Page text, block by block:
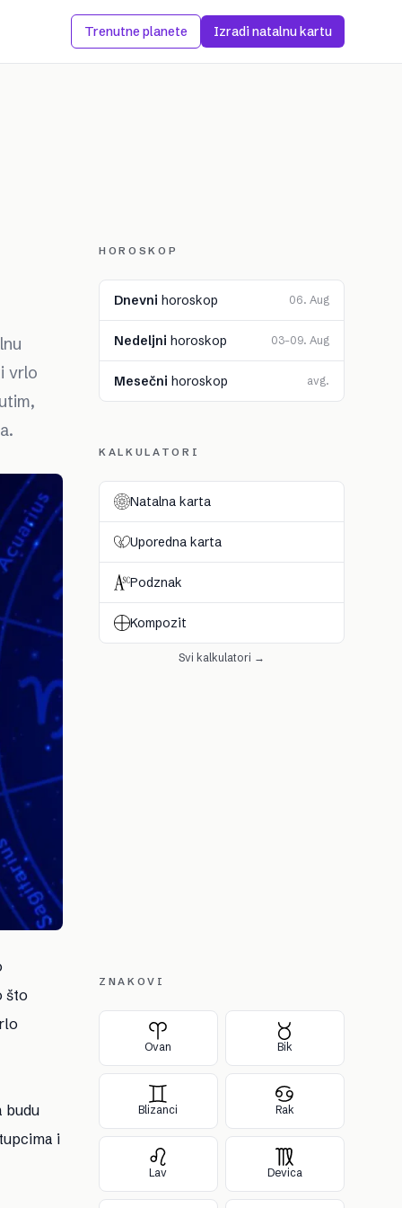
Trenutne planete Izradi natalnu kartu
vrlo
što
budu
i
HOROSKOP
Dnevni horoskop 06. Aug
Nedeljni horoskop 03–09. Aug
Mesečni horoskop avg.
KALKULATORI
Natalna karta
Uporedna karta
Podznak
Kompozit
Svi kalkulatori →
ZNAKOVI
Ovan Bik
Blizanci Rak
Lav Devica